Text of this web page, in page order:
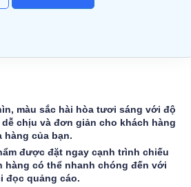
màu sắc hài hòa tươi sáng với độ
chịu và đơn giản cho khách hàng
hàng của bạn.
được đặt ngay cạnh trình chiếu
hàng có thể nhanh chóng đến với
đọc quảng cáo.